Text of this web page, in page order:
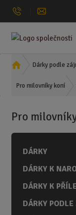
Ú
o
í
n
a
Dárky podle
Pro milovníky koní
Pro
DÁRKY
DÁRKY K
DÁRKY K
DÁRKY